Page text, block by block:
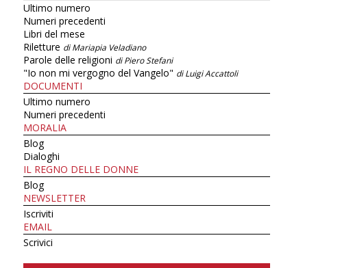
Ultimo numero
Numeri precedenti
Libri del mese
Riletture di Mariapia Veladiano
Parole delle religioni di Piero Stefani
"Io non mi vergogno del Vangelo" di Luigi Accattoli
DOCUMENTI
Ultimo numero
Numeri precedenti
MORALIA
Blog
Dialoghi
IL REGNO DELLE DONNE
Blog
NEWSLETTER
Iscriviti
EMAIL
Scrivici